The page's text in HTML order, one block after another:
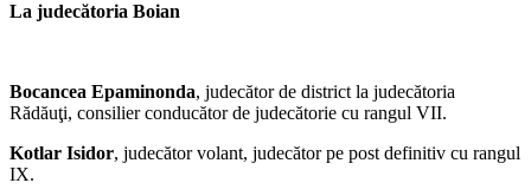
La judecătoria Boian
Bocancea Epaminonda, judecător de district la judecătoria
Rădăuţi, consilier conducător de judecătorie cu rangul VII.
Kotlar Isidor, judecător volant, judecător pe post definitiv cu rangul
IX.